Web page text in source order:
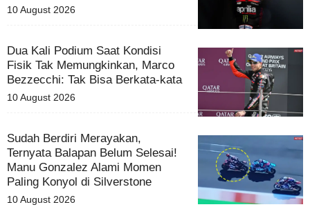
10 August 2026
Dua Kali Podium Saat Kondisi
Fisik Tak Memungkinkan, Marco
Bezzecchi: Tak Bisa Berkata-kata
10 August 2026
Sudah Berdiri Merayakan,
Ternyata Balapan Belum Selesai!
Manu Gonzalez Alami Momen
Paling Konyol di Silverstone
10 August 2026